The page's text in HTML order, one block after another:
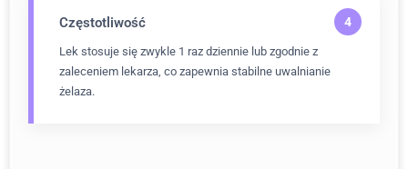
Częstotliwość
Lek stosuje się zwykle 1 raz dziennie lub zgodnie z
zaleceniem lekarza, co zapewnia stabilne uwalnianie
żelaza.